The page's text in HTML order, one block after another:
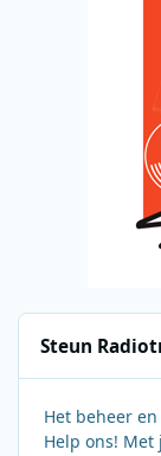
Steun
Het beheer
Help ons!